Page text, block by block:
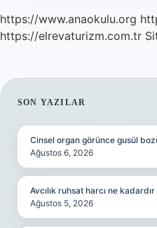
https://www.anaokulu.org
https://elrevaturizm.com.tr
SIDEBAR
SON YAZILAR
Cinsel organ görünce gusül
Ağustos 6, 2026
Avcılık ruhsat harcı ne kadardır
Ağustos 5, 2026